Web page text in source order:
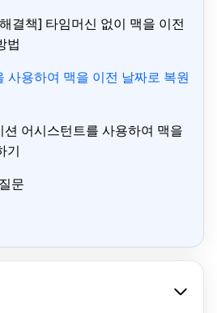
결책] 타임머신 없이 맥을 이전
법
사용하여 맥을 이전 날짜로 복원
어시스턴트를 사용하여 맥을
기
문